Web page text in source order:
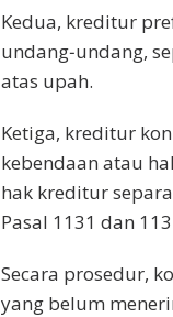
Kedua, kreditur
undang‑undang,
atas upah.
Ketiga, kreditur
kebendaan atau
hak kreditur
Pasal 1131 dan
Secara prosedur,
yang belum